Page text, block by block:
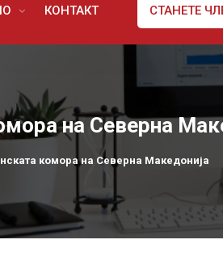
КОНТАКТ СТАНЕТЕ
на Северна
комора на Северна Македонија